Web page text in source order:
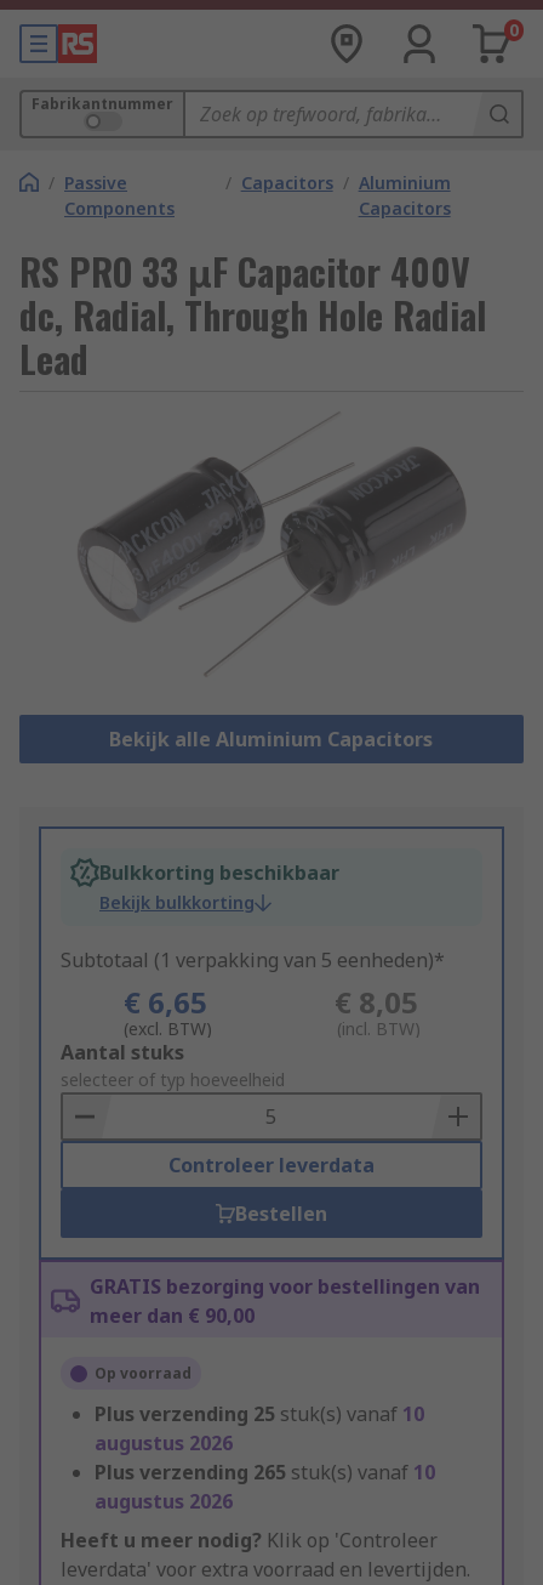
0
Fabrikantnummer
/ Passive
Components
/ Capacitors / Aluminium
Capacitors
RS PRO 33 μF Capacitor 400V
dc, Radial, Through Hole Radial
Lead
Bekijk alle Aluminium Capacitors
Bulkkorting beschikbaar
Bekijk bulkkorting
Subtotaal (1 verpakking van 5 eenheden)*
€ 6,65
(excl. BTW)
€ 8,05
(incl. BTW)
Add
to
Basket
Aantal stuks
selecteer of typ hoeveelheid
Controleer leverdata
Bestellen
GRATIS bezorging voor bestellingen van
meer dan € 90,00
Op voorraad
Plus verzending 25 stuk(s) vanaf 10
augustus 2026
Plus verzending 265 stuk(s) vanaf 10
augustus 2026
Heeft u meer nodig? Klik op 'Controleer
leverdata' voor extra voorraad en levertijden.